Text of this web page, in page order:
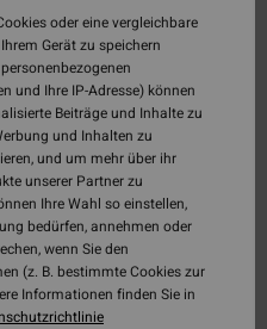
oder eine vergleichbare
Gerät zu speichern
und Ihre IP-Adresse) können
Beiträge und Inhalte zu
und Inhalten zu
und um mehr über ihr
unserer Partner zu
Ihre Wahl so einstellen,
bedürfen, annehmen oder
wenn Sie den
(z. B. bestimmte Cookies zur
Informationen finden Sie in